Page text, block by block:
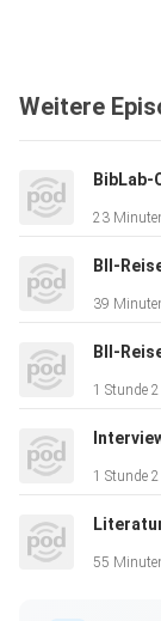
Jonathan
und Maximilian
von José
Weitere
23
39
1 Stunde
1 Stunde
55